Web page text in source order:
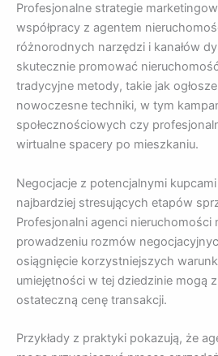
Profesjonalne strategie
współpracy z agentem
różnorodnych narzędzi i kanałów
skutecznie promować
tradycyjne metody, takie jak
nowoczesne techniki, w tym
społecznościowych czy
wirtualne spacery po mieszkaniu.
Negocjacje z potencjalnymi
najbardziej stresujących etapów
Profesjonalni agenci nieruchomości
prowadzeniu rozmów
osiągnięcie korzystniejszych
umiejętności w tej dziedzinie mogą
ostateczną cenę transakcji.
Przykłady z praktyki pokazują, że